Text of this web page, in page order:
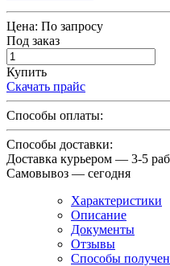
Цена: По запросу
Под заказ
Купить
Скачать прайс
Способы оплаты:
Способы доставки:
Доставка курьером — 3-5
Самовывоз — сегодня
Характеристики
Описание
Документы
Отзывы
Способы